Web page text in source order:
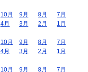
10月 9月 8月
7月
4月 3月 2月
1月
10月 9月 8月
7月
4月 3月 2月
1月
10月 9月 8月 7月